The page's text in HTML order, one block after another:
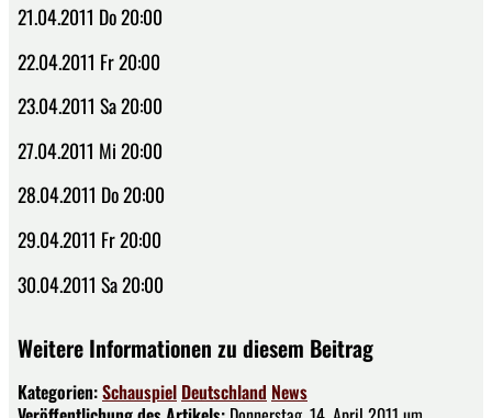
21.04.2011 Do 20:00
22.04.2011 Fr 20:00
23.04.2011 Sa 20:00
27.04.2011 Mi 20:00
28.04.2011 Do 20:00
29.04.2011 Fr 20:00
30.04.2011 Sa 20:00
Weitere Informationen zu diesem Beitrag
Kategorien:Schauspiel Deutschland News